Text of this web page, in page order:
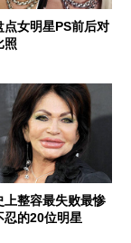
点女明星PS前后对
照
上整容最失败最惨
忍的20位明星